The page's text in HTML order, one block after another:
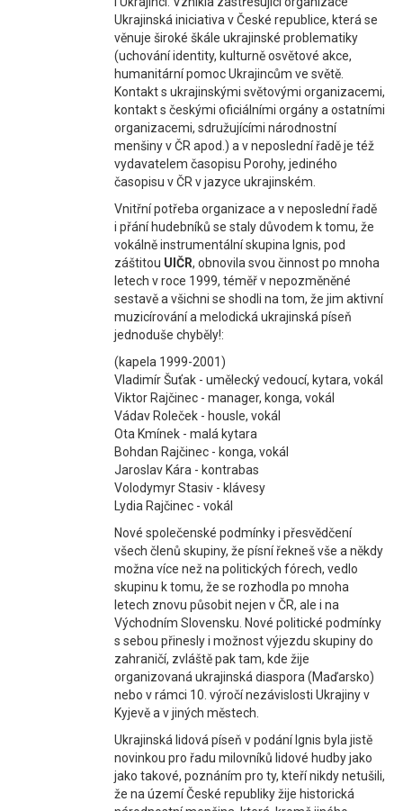
Ukrajinská iniciativa v České republice, která se
věnuje široké škále ukrajinské problematiky
(uchování identity, kulturně osvětové akce,
humanitární pomoc Ukrajincům ve světě.
Kontakt s ukrajinskými světovými organizacemi,
kontakt s českými oficiálními orgány a ostatními
organizacemi, sdružujícími národnostní
menšiny v ČR apod.) a v neposlední řadě je též
vydavatelem časopisu Porohy, jediného
časopisu v ČR v jazyce ukrajinském.
Vnitřní potřeba organizace a v neposlední řadě
i přání hudebníků se staly důvodem k tomu, že
vokálně instrumentální skupina Ignis, pod
záštitou UIČR, obnovila svou činnost po mnoha
letech v roce 1999, téměř v nepozměněné
sestavě a všichni se shodli na tom, že jim aktivní
muzicírování a melodická ukrajinská píseň
jednoduše chyběly!:
(kapela 1999-2001)
Vladimír Šuťak - umělecký vedoucí, kytara, vokál
Viktor Rajčinec - manager, konga, vokál
Vádav Roleček - housle, vokál
Ota Kmínek - malá kytara
Bohdan Rajčinec - konga, vokál
Jaroslav Kára - kontrabas
Volodymyr Stasiv - klávesy
Lydia Rajčinec - vokál
Nové společenské podmínky i přesvědčení
všech členů skupiny, že písní řekneš vše a někdy
možna více než na politických fórech, vedlo
skupinu k tomu, že se rozhodla po mnoha
letech znovu působit nejen v ČR, ale i na
Východním Slovensku. Nové politické podmínky
s sebou přinesly i možnost výjezdu skupiny do
zahraničí, zvláště pak tam, kde žije
organizovaná ukrajinská diaspora (Maďarsko)
nebo v rámci 10. výročí nezávislosti Ukrajiny v
Kyjevě a v jiných městech.
Ukrajinská lidová píseň v podání Ignis byla jistě
novinkou pro řadu milovníků lidové hudby jako
jako takové, poznáním pro ty, kteří nikdy netušili,
že na území České republiky žije historická